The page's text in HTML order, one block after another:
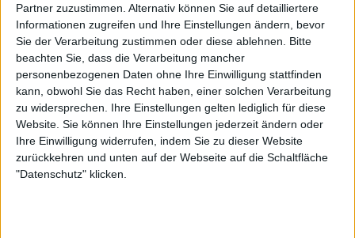
Partner zuzustimmen. Alternativ können Sie auf detailliertere
Informationen zugreifen und Ihre Einstellungen ändern, bevor
Sie der Verarbeitung zustimmen oder diese ablehnen.
Bitte
beachten Sie, dass die Verarbeitung mancher
personenbezogenen Daten ohne Ihre Einwilligung stattfinden
kann, obwohl Sie das Recht haben, einer solchen Verarbeitung
zu widersprechen. Ihre Einstellungen gelten lediglich für diese
Website. Sie können Ihre Einstellungen jederzeit ändern oder
Ihre Einwilligung widerrufen, indem Sie zu dieser Website
zurückkehren und unten auf der Webseite auf die Schaltfläche
"Datenschutz" klicken.